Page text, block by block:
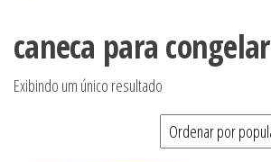
caneca para congelar
Exibindo um único resultado